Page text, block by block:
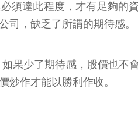
須達此程度，才有足夠的
司，缺乏了所謂的期待感。
果少了期待感，股價也不
炒作才能以勝利作收。